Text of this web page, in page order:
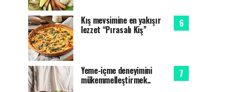
Kış mevsimine en yakışır
lezzet “Pırasalı Kiş”
Yeme-içme deneyimini
mükemmelleştirmek..